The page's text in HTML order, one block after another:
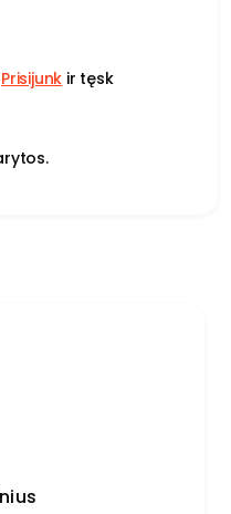
Prisijunk ir tęsk